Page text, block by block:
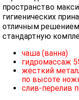
пространство
гигиенических
отличным решением
стандартную
чаша (ванна)
гидромассаж
жесткий
по высоте
слив-перелив